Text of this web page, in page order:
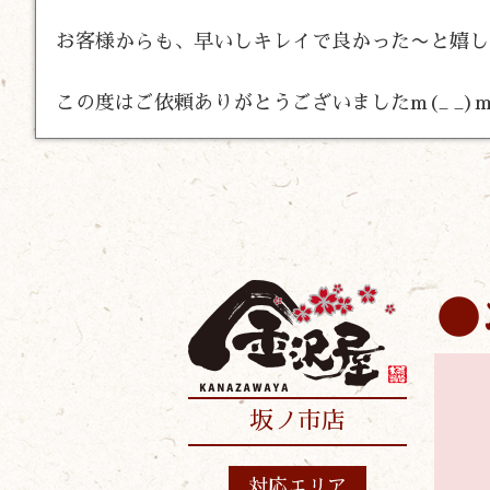
お客様からも、早いしキレイで良かった〜と嬉
この度はご依頼ありがとうございましたm(_
坂ノ市店